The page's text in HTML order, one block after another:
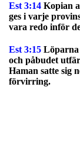
Est 3:14 Kopian
ges i varje
vara redo inför
Est 3:15 Löparna
och påbudet
Haman satte sig
förvirring.